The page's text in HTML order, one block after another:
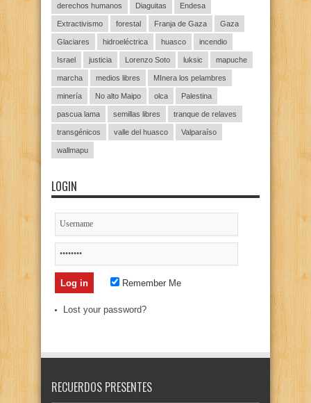
derechos humanos Diaguitas Endesa
Extractivismo forestal Franja de Gaza Gaza
Glaciares hidroeléctrica huasco incendio
Israel justicia Lorenzo Soto luksic mapuche
marcha medios libres MInera los pelambres
minería No alto Maipo olca Palestina
pascua lama semillas libres tranque de relaves
transgénicos valle del huasco Valparaíso
wallmapu
LOGIN
Remember Me
Lost your password?
RECUERDOS PRESENTES